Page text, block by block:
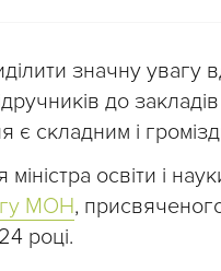
значну увагу
до
є складним і
освіти і
МОН,
році.